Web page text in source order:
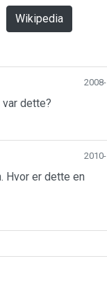
Wikipedia
dette?
Hvor er dette en